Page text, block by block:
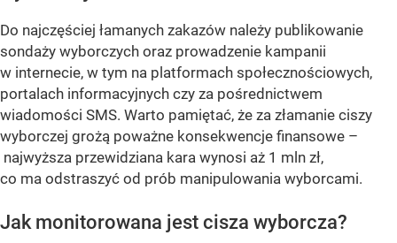
Do najczęściej łamanych zakazów należy publikowanie
sondaży wyborczych oraz prowadzenie kampanii
w internecie, w tym na platformach społecznościowych,
portalach informacyjnych czy za pośrednictwem
wiadomości SMS. Warto pamiętać, że za złamanie ciszy
wyborczej grożą poważne konsekwencje finansowe –
najwyższa przewidziana kara wynosi aż 1 mln zł,
co ma odstraszyć od prób manipulowania wyborcami.
Jak monitorowana jest cisza wyborcza?